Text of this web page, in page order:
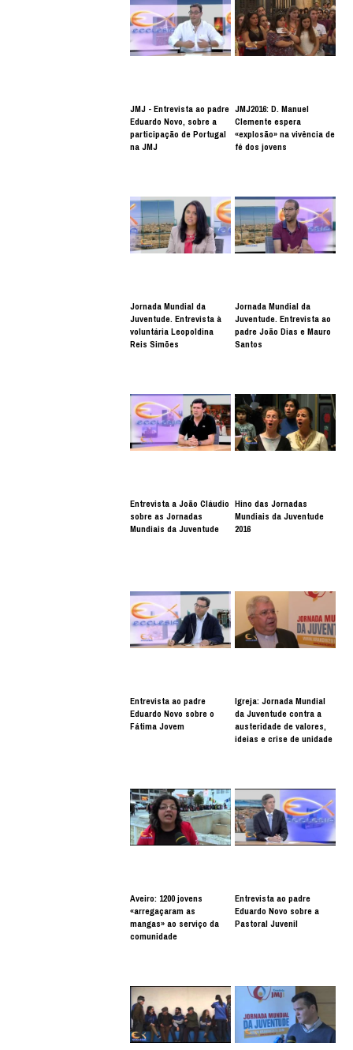
JMJ - Entrevista ao padre
Eduardo Novo, sobre a
participação de Portugal
na JMJ
JMJ2016: D. Manuel
Clemente espera
«explosão» na vivência de
fé dos jovens
Jornada Mundial da
Juventude. Entrevista à
voluntária Leopoldina
Reis Simões
Jornada Mundial da
Juventude. Entrevista ao
padre João Dias e Mauro
Santos
Entrevista a João Cláudio
sobre as Jornadas
Mundiais da Juventude
Hino das Jornadas
Mundiais da Juventude
2016
Entrevista ao padre
Eduardo Novo sobre o
Fátima Jovem
Igreja: Jornada Mundial
da Juventude contra a
austeridade de valores,
ideias e crise de unidade
Aveiro: 1200 jovens
«arregaçaram as
mangas» ao serviço da
comunidade
Entrevista ao padre
Eduardo Novo sobre a
Pastoral Juvenil